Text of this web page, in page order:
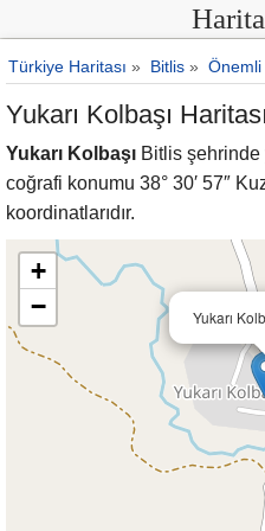
Harita
Türkiye Haritası » Bitlis » Önemli
Yukarı Kolbaşı
Yukarı Kolbaşı Bitlis şehrinde
coğrafi konumu 38° 30′ 57″
koordinatlarıdır.
Yukarı
+
−